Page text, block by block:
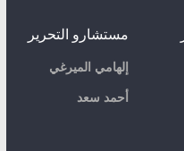
مستشارو التحرير
إلهامي الميرغي
أحمد سعد